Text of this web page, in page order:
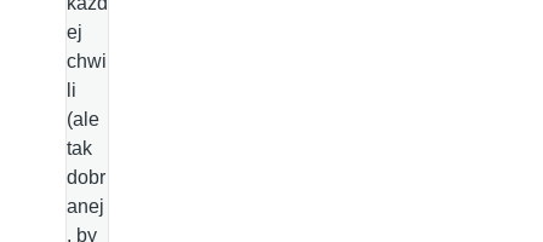
ej
chwi
li
(ale
tak
dobr
anej
, by